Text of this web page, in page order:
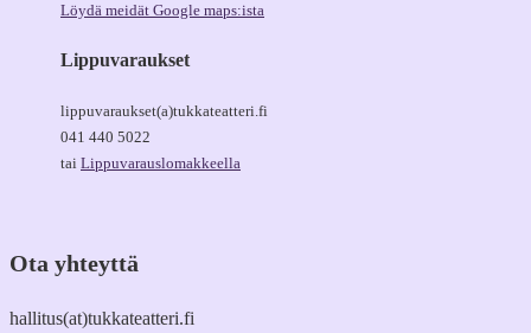
Löydä meidät Google maps:ista
Lippuvaraukset
lippuvaraukset(a)tukkateatteri.fi
041 440 5022
tai Lippuvarauslomakkeella
Ota yhteyttä
hallitus(at)tukkateatteri.fi